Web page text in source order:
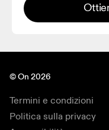
© On 2026
Termini e condizioni
Politica sulla privacy